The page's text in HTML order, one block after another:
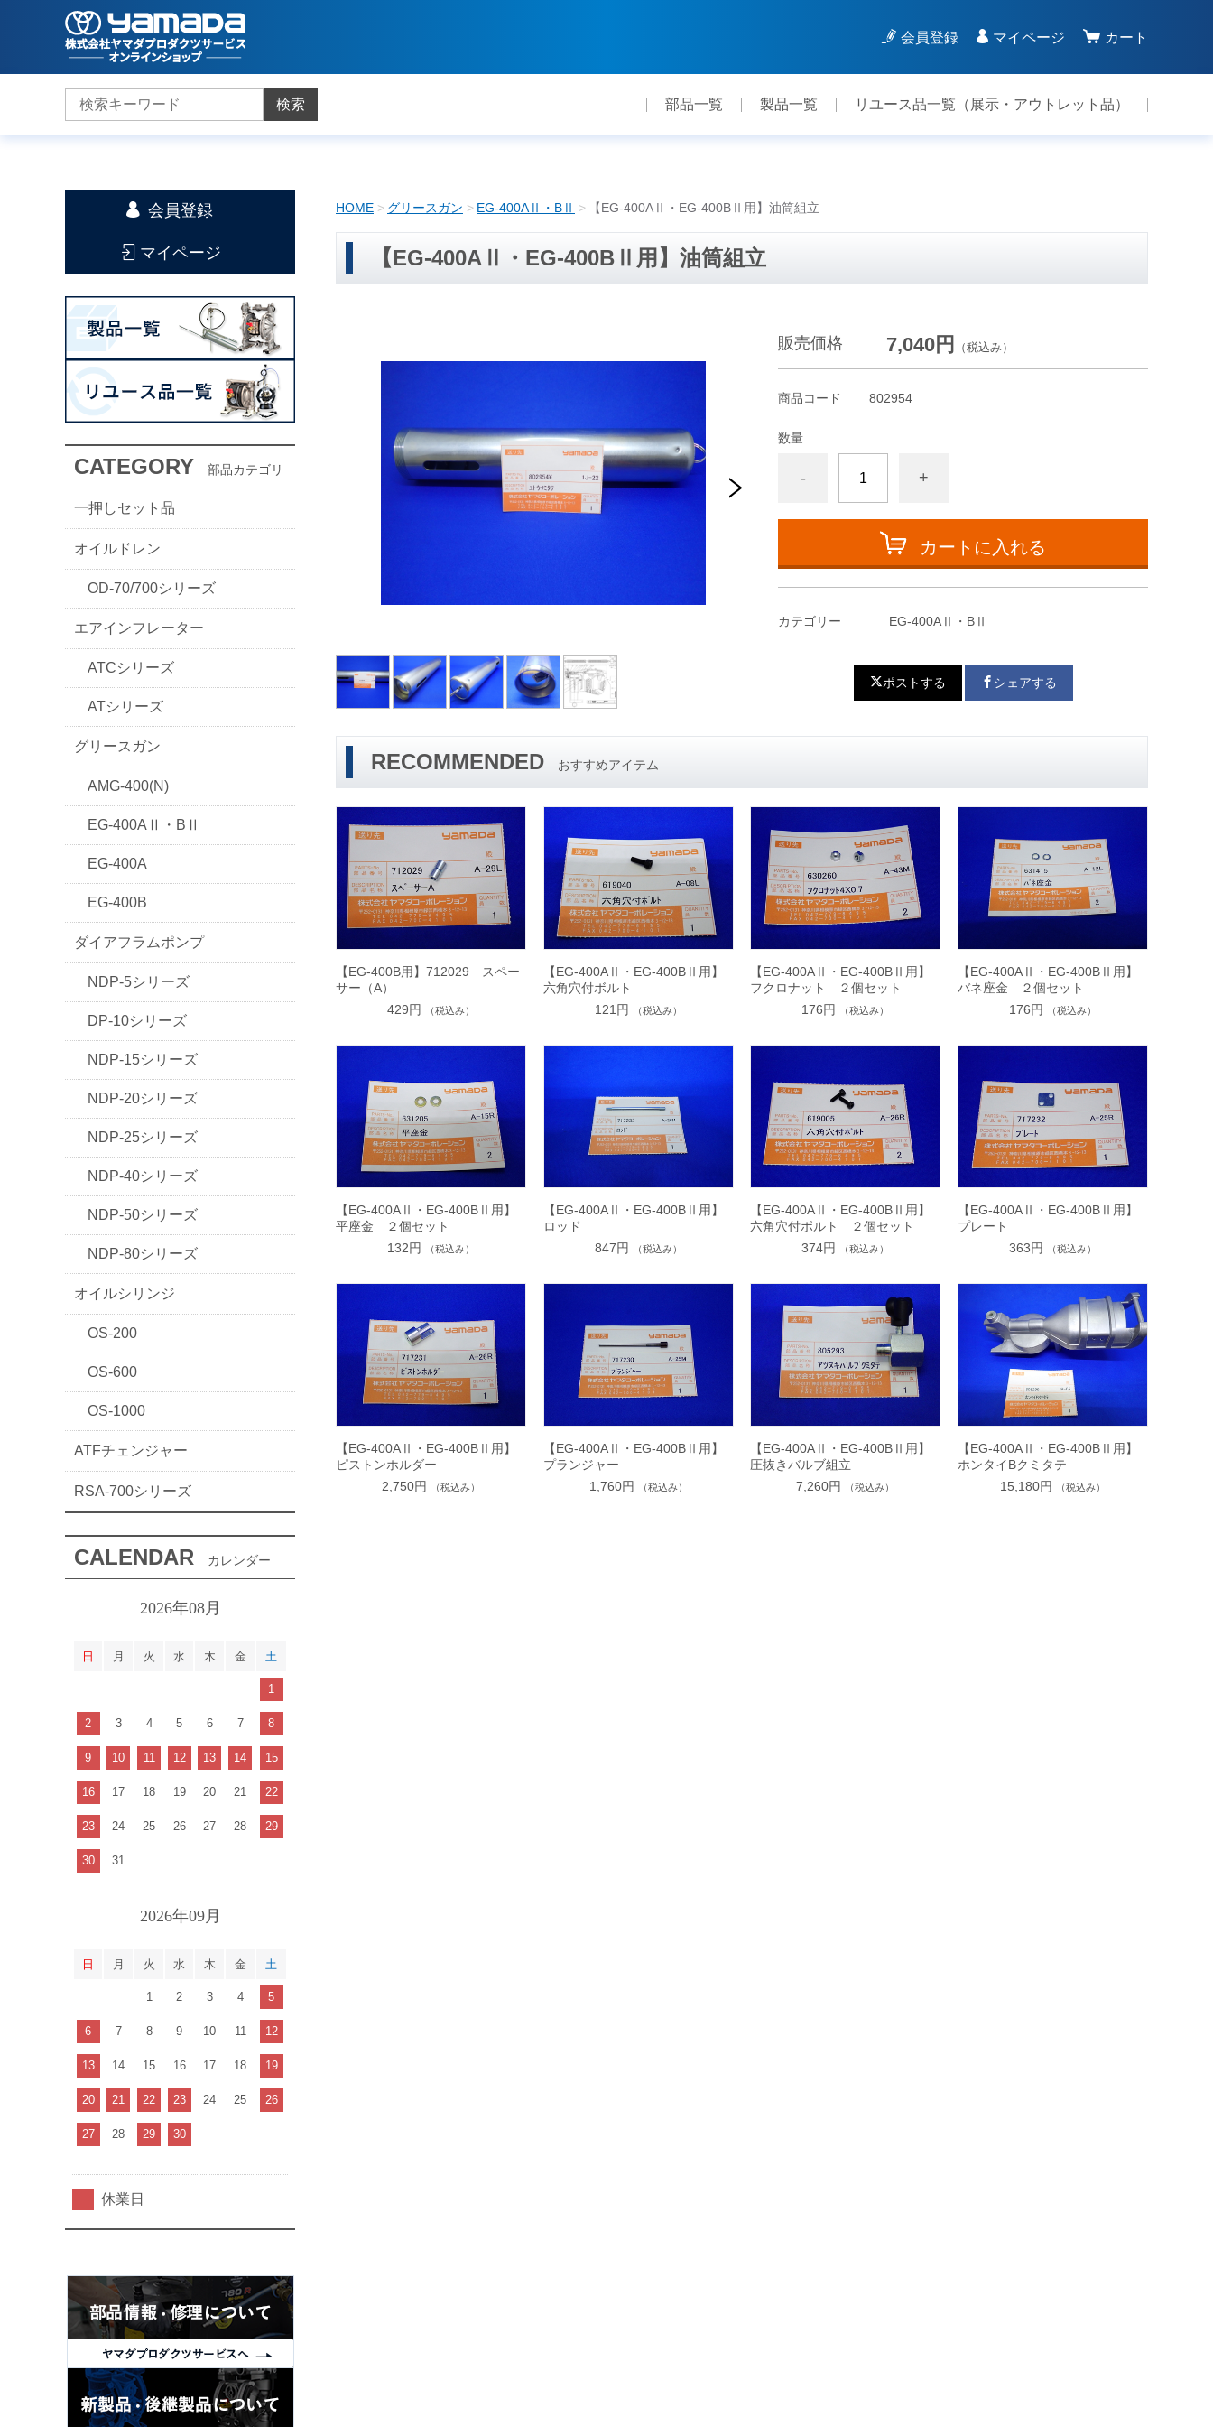
会員登録 マイページ カート
検索 部品一覧 製品一覧 リユース品一覧（展示・アウトレット品）
HOME グリースガン EG-400AⅡ・BⅡ 【EG-400AⅡ・EG-400BⅡ用】油筒組立
【EG-400AⅡ・EG-400BⅡ用】油筒組立
販売価格 7,040円 （税込み）
商品コード 802954
数量
- +
カートに入れる
カテゴリー EG-400AⅡ・BⅡ
ポストする シェアする
RECOMMENDED おすすめアイテム
【EG-400B用】712029 スペー
サー（A）
429円
（税込み）
【EG-400AⅡ・EG-400BⅡ用】
六角穴付ボルト
121円
（税込み）
【EG-400AⅡ・EG-400BⅡ用】
フクロナット ２個セット
176円
（税込み）
【EG-400AⅡ・EG-400BⅡ用】
バネ座金 ２個セット
176円
（税込み）
【EG-400AⅡ・EG-400BⅡ用】
平座金 ２個セット
132円
（税込み）
【EG-400AⅡ・EG-400BⅡ用】
ロッド
847円
（税込み）
【EG-400AⅡ・EG-400BⅡ用】
六角穴付ボルト ２個セット
374円
（税込み）
【EG-400AⅡ・EG-400BⅡ用】
プレート
363円
（税込み）
【EG-400AⅡ・EG-400BⅡ用】
ピストンホルダー
2,750円
（税込み）
【EG-400AⅡ・EG-400BⅡ用】
プランジャー
1,760円
（税込み）
【EG-400AⅡ・EG-400BⅡ用】
圧抜きバルブ組立
7,260円
（税込み）
【EG-400AⅡ・EG-400BⅡ用】
ホンタイBクミタテ
15,180円
（税込み）
会員登録
マイページ
CATEGORY 部品カテゴリ
一押しセット品
オイルドレン
OD-70/700シリーズ
エアインフレーター
ATCシリーズ
ATシリーズ
グリースガン
AMG-400(N)
EG-400AⅡ・BⅡ
EG-400A
EG-400B
ダイアフラムポンプ
NDP-5シリーズ
DP-10シリーズ
NDP-15シリーズ
NDP-20シリーズ
NDP-25シリーズ
NDP-40シリーズ
NDP-50シリーズ
NDP-80シリーズ
オイルシリンジ
OS-200
OS-600
OS-1000
ATFチェンジャー
RSA-700シリーズ
CALENDAR カレンダー
2026年08月
日 月 火 水 木 金 土
1
2 3 4 5 6 7 8
9 10 11 12 13 14 15
16 17 18 19 20 21 22
23 24 25 26 27 28 29
30 31
2026年09月
日 月 火 水 木 金 土
1 2 3 4 5
6 7 8 9 10 11 12
13 14 15 16 17 18 19
20 21 22 23 24 25 26
27 28 29 30
休業日